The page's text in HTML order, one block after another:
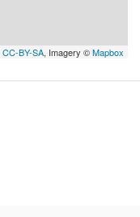
CC-BY-SA, Imagery ©Mapbox